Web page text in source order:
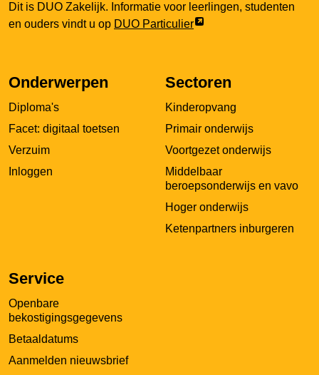
Dit is DUO Zakelijk. Informatie voor leerlingen, studenten
en ouders vindt u op DUO Particulier
Link
nieuw
Onderwerpen
Diploma's
Facet: digitaal toetsen
Verzuim
Inloggen
Sectoren
Kinderopvang
Primair onderwijs
Voortgezet onderwijs
Middelbaar
beroepsonderwijs en vavo
Hoger onderwijs
Ketenpartners inburgeren
Service
Openbare
bekostigingsgegevens
Betaaldatums
Aanmelden nieuwsbrief